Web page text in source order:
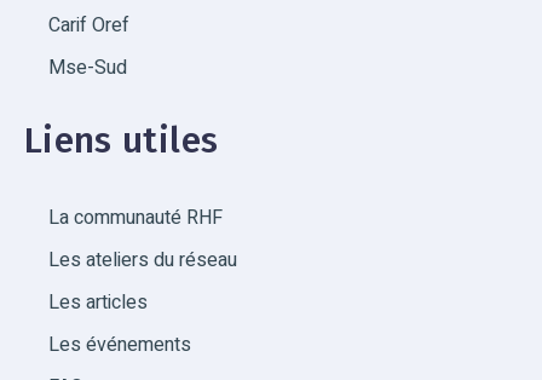
Carif Oref
Mse-Sud
Liens utiles
La communauté RHF
Les ateliers du réseau
Les articles
Les événements